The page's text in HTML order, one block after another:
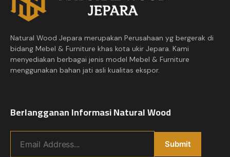
Natural Wood Jepara merupakan Perusahaan yg bergerak di
bidang Mebel & Furniture khas kota ukir Jepara. Kami
menyediakan berbagai jenis model Mebel & Furniture
menggunakan bahan jati asli kualitas ekspor.
Berlangganan Informasi Natural Wood